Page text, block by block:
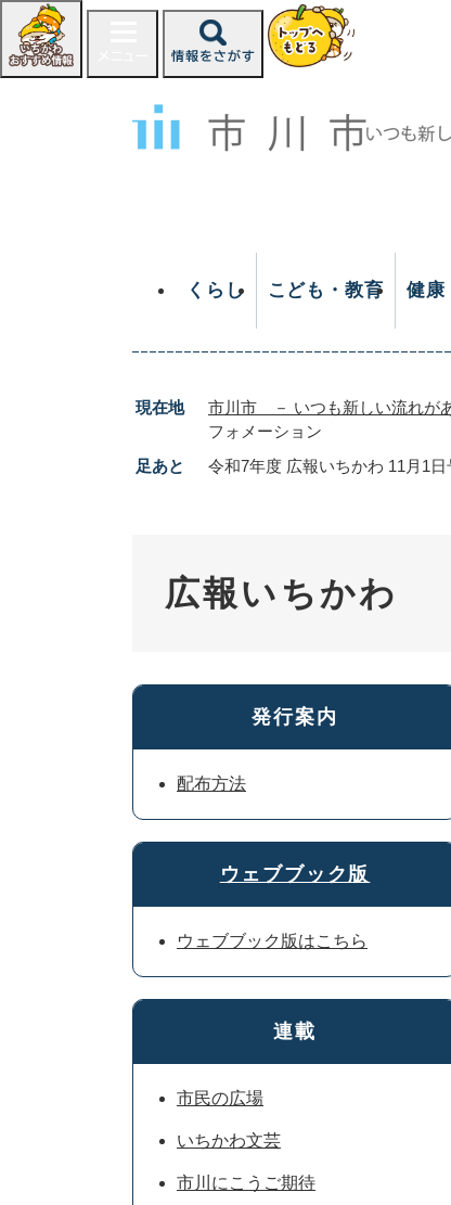
ジ
くらし こども・教育 健康
現在地 市川市 － いつも新しい流れが
フォメーション
足あと
令和7年度 広報いちかわ 11月1
広報いちかわ
発行案内
配布方法
ウェブブック版
ウェブブック版はこちら
連載
市民の広場
いちかわ文芸
市川にこうご期待